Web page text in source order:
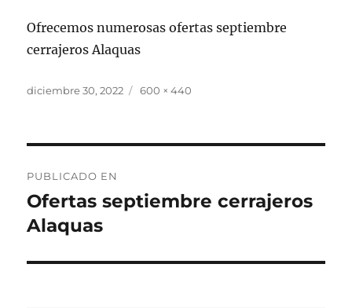
Ofrecemos numerosas ofertas septiembre
cerrajeros Alaquas
Publicado
diciembre 30, 2022
Tamaño
600 × 440
de
entradas
PUBLICADO EN
Ofertas septiembre cerrajeros
Alaquas